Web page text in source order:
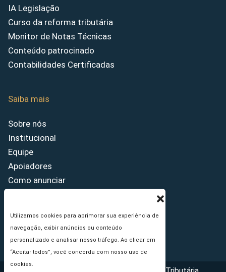
Utilizamos cookies para aprimorar sua experiência de
navegação, exibir anúncios ou conteúdo
personalizado e analisar nosso tráfego. Ao clicar em
“Aceitar todos”, você concorda com nosso uso de
cookies.
IA Legislação
Curso da reforma tributária
Monitor de Notas Técnicas
Conteúdo patrocinado
Contabilidades Certificadas
Saiba mais
Sobre nós
Institucional
Equipe
Apoiadores
Como anunciar
Princípios Editoriais